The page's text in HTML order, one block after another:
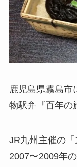
鹿児島県霧島市
物駅弁『百年の
JR九州主催の「
2007〜2009年